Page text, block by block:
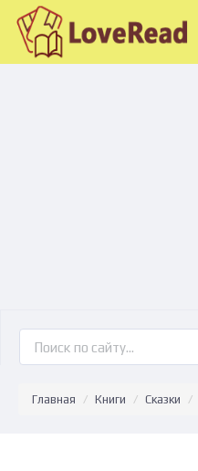
Главная Книги Сказки